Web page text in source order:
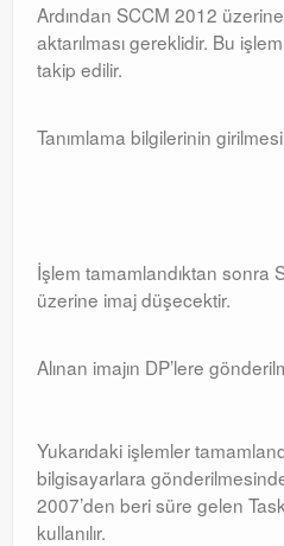
Ardından SCCM 2012
aktarılması gereklidir. Bu
takip edilir.
Tanımlama bilgilerinin
İşlem tamamlandıktan sonra
üzerine imaj düşecektir.
Alınan imajın DP’lere
Yukarıdaki işlemler
bilgisayarlara
2007’den beri süre gelen
kullanılır.